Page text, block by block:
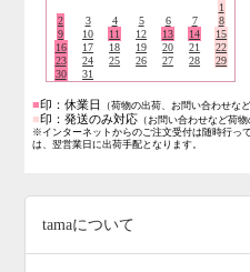
1
2
3 4 5 6 7
8
9
10 11 12 13 14
15
16
17 18 19 20 21
22
23
24 25 26 27 28
29
30
31
■印：休業日 （荷物の出荷、お問い合わせな
■印：発送のみ対応 （お問い合わせなど荷
※インターネットからのご注文受付は随時行っ
は、翌営業日に出荷手配となります。
tamaについて